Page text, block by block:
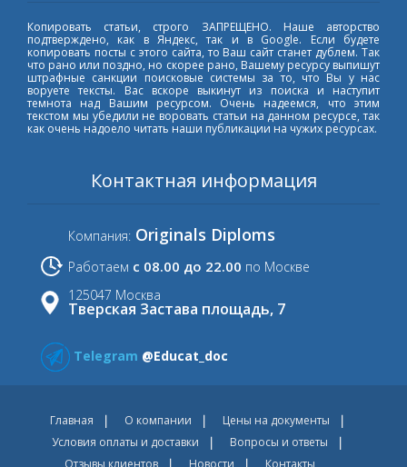
Копировать статьи, строго ЗАПРЕЩЕНО. Наше авторство
подтверждено, как в Яндекс, так и в Google. Если будете
копировать посты с этого сайта, то Ваш сайт станет дублем. Так
что рано или поздно, но скорее рано, Вашему ресурсу выпишут
штрафные санкции поисковые системы за то, что Вы у нас
воруете тексты. Вас вскоре выкинут из поиска и наступит
темнота над Вашим ресурсом. Очень надеемся, что этим
текстом мы убедили не воровать статьи на данном ресурсе, так
как очень надоело читать наши публикации на чужих ресурсах.
Контактная информация
Компания: Originals Diploms
Работаем с 08.00 до 22.00 по Москве
125047 Москва
Тверская Застава площадь, 7
Telegram @Educat_doc
Главная О компании
Цены на документы
Условия оплаты и доставки
Вопросы и ответы